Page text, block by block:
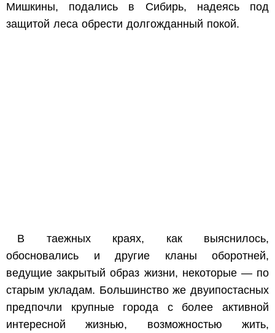
Мишкины, подались в Сибирь, надеясь под
защитой леса обрести долгожданный покой.
В таежных краях, как выяснилось,
обосновались и другие кланы оборотней,
ведущие закрытый образ жизни, некоторые — по
старым укладам. Большинство же двуипостасных
предпочли крупные города с более активной
интересной жизнью, возможностью жить,